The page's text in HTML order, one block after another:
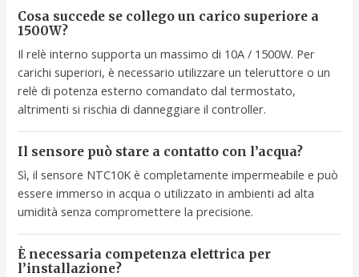
Cosa succede se collego un carico superiore a
1500W?
Il relè interno supporta un massimo di 10A / 1500W. Per
carichi superiori, è necessario utilizzare un teleruttore o un
relè di potenza esterno comandato dal termostato,
altrimenti si rischia di danneggiare il controller.
Il sensore può stare a contatto con l’acqua?
Sì, il sensore NTC10K è completamente impermeabile e può
essere immerso in acqua o utilizzato in ambienti ad alta
umidità senza compromettere la precisione.
È necessaria competenza elettrica per
l’installazione?